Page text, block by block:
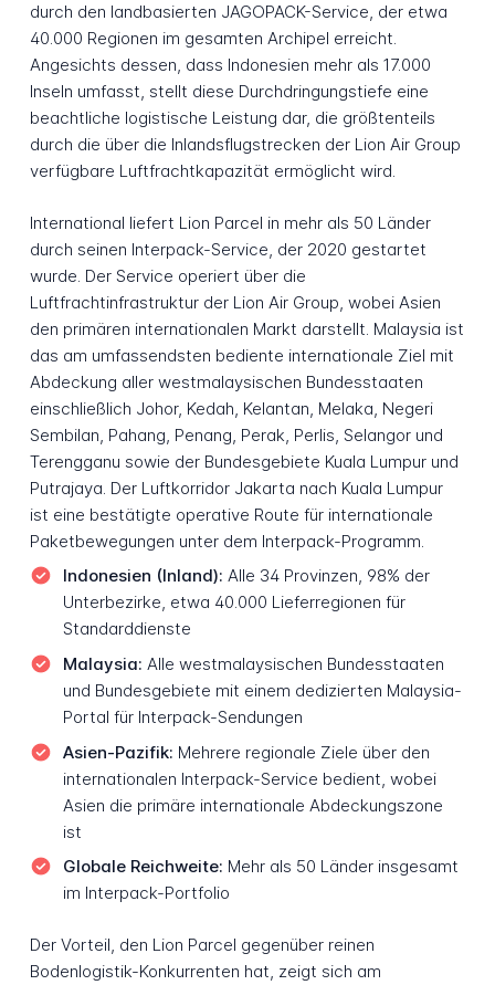
durch den landbasierten JAGOPACK-Service, der etwa
40.000 Regionen im gesamten Archipel erreicht.
Angesichts dessen, dass Indonesien mehr als 17.000
Inseln umfasst, stellt diese Durchdringungstiefe eine
beachtliche logistische Leistung dar, die größtenteils
durch die über die Inlandsflugstrecken der Lion Air Group
verfügbare Luftfrachtkapazität ermöglicht wird.
International liefert Lion Parcel in mehr als 50 Länder
durch seinen Interpack-Service, der 2020 gestartet
wurde. Der Service operiert über die
Luftfrachtinfrastruktur der Lion Air Group, wobei Asien
den primären internationalen Markt darstellt. Malaysia ist
das am umfassendsten bediente internationale Ziel mit
Abdeckung aller westmalaysischen Bundesstaaten
einschließlich Johor, Kedah, Kelantan, Melaka, Negeri
Sembilan, Pahang, Penang, Perak, Perlis, Selangor und
Terengganu sowie der Bundesgebiete Kuala Lumpur und
Putrajaya. Der Luftkorridor Jakarta nach Kuala Lumpur
ist eine bestätigte operative Route für internationale
Paketbewegungen unter dem Interpack-Programm.
Indonesien (Inland): Alle 34 Provinzen, 98% der
Unterbezirke, etwa 40.000 Lieferregionen für
Standarddienste
Malaysia: Alle westmalaysischen Bundesstaaten
und Bundesgebiete mit einem dedizierten Malaysia-
Portal für Interpack-Sendungen
Asien-Pazifik: Mehrere regionale Ziele über den
internationalen Interpack-Service bedient, wobei
Asien die primäre internationale Abdeckungszone
ist
Globale Reichweite: Mehr als 50 Länder insgesamt
im Interpack-Portfolio
Der Vorteil, den Lion Parcel gegenüber reinen
Bodenlogistik-Konkurrenten hat, zeigt sich am